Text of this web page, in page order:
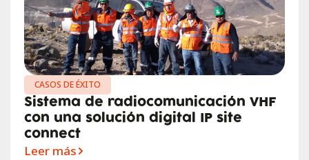
CASOS DE ÉXITO
Sistema de radiocomunicación VHF
con una solución digital IP site
connect
Leer más